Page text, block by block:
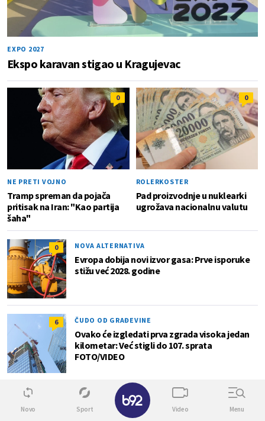
EXPO 2027
Ekspo karavan stigao u Kragujevac
0
NE PRETI VOJNO
Tramp spreman da pojača
pritisak na Iran: "Kao partija
šaha"
0
ROLERKOSTER
Pad proizvodnje u nuklearki
ugrožava nacionalnu valutu
0 NOVA ALTERNATIVA
Evropa dobija novi izvor gasa: Prve isporuke
stižu već 2028. godine
6 ČUDO OD GRAĐEVINE
Ovako će izgledati prva zgrada visoka jedan
kilometar: Već stigli do 107. sprata
FOTO/VIDEO
Novo Sport Video Menu
✕